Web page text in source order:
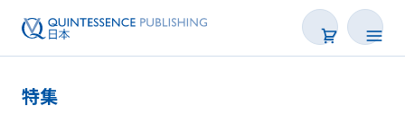
特集